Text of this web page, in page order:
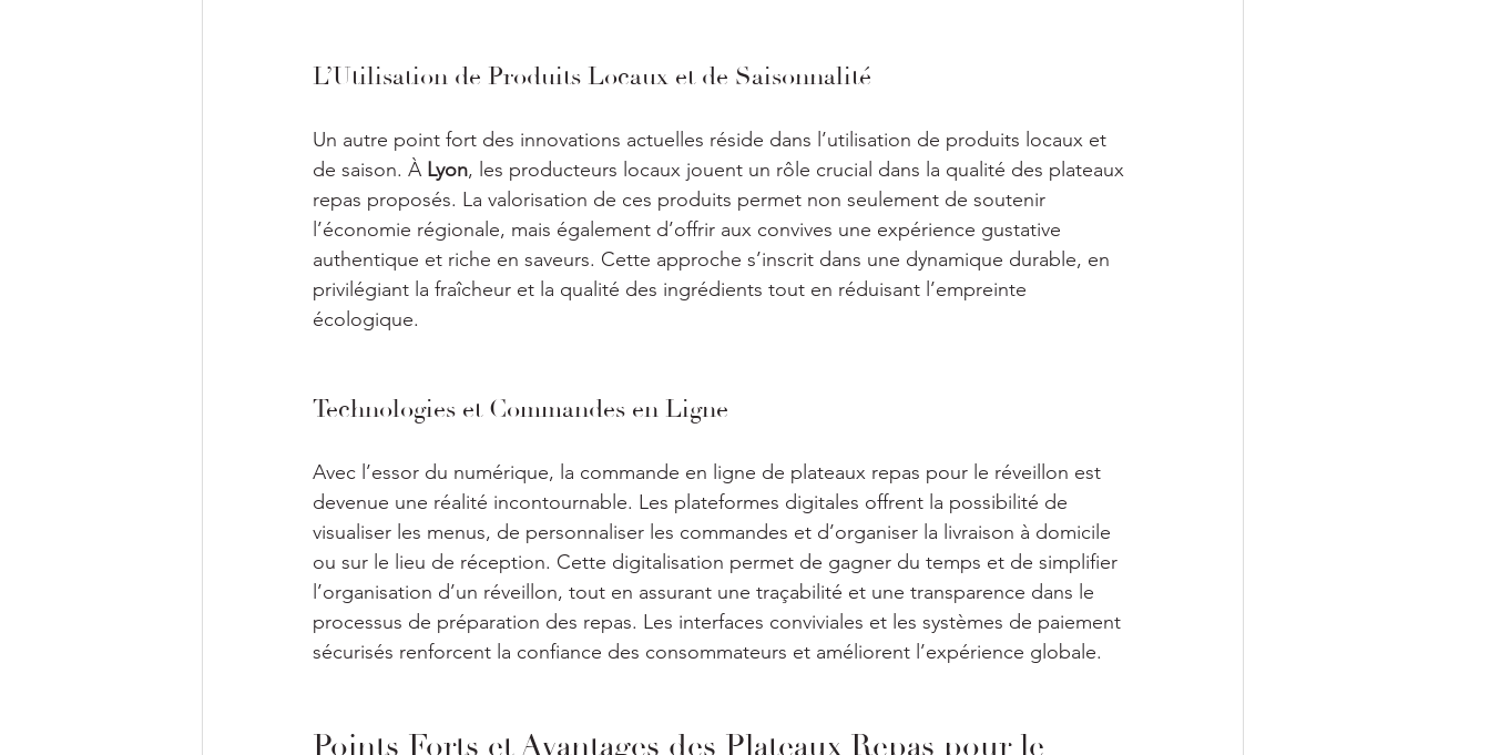
L’Utilisation de Produits Locaux et de Saisonnalité
Un autre point fort des innovations actuelles réside dans l’utilisation de produits locaux et
de saison. À Lyon, les producteurs locaux jouent un rôle crucial dans la qualité des plateaux
repas proposés. La valorisation de ces produits permet non seulement de soutenir
l’économie régionale, mais également d’offrir aux convives une expérience gustative
authentique et riche en saveurs. Cette approche s’inscrit dans une dynamique durable, en
privilégiant la fraîcheur et la qualité des ingrédients tout en réduisant l’empreinte
écologique.
Technologies et Commandes en Ligne
Avec l’essor du numérique, la commande en ligne de plateaux repas pour le réveillon est
devenue une réalité incontournable. Les plateformes digitales offrent la possibilité de
visualiser les menus, de personnaliser les commandes et d’organiser la livraison à domicile
ou sur le lieu de réception. Cette digitalisation permet de gagner du temps et de simplifier
l’organisation d’un réveillon, tout en assurant une traçabilité et une transparence dans le
processus de préparation des repas. Les interfaces conviviales et les systèmes de paiement
sécurisés renforcent la confiance des consommateurs et améliorent l’expérience globale.
Points Forts et Avantages des Plateaux Repas pour le